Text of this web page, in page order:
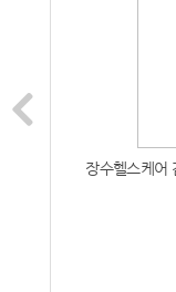
장수헬스케어